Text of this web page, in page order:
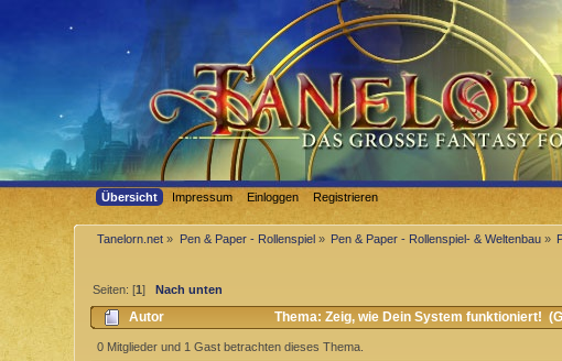
Übersicht Impressum Einloggen Registrieren
Tanelorn.net » Pen & Paper - Rollenspiel» Pen & Paper - Rollenspiel- & Weltenbau »
Seiten: [1]Nach unten
Autor Thema: Zeig, wie Dein System funktioniert!
0 Mitglieder und 1 Gast betrachten dieses Thema.